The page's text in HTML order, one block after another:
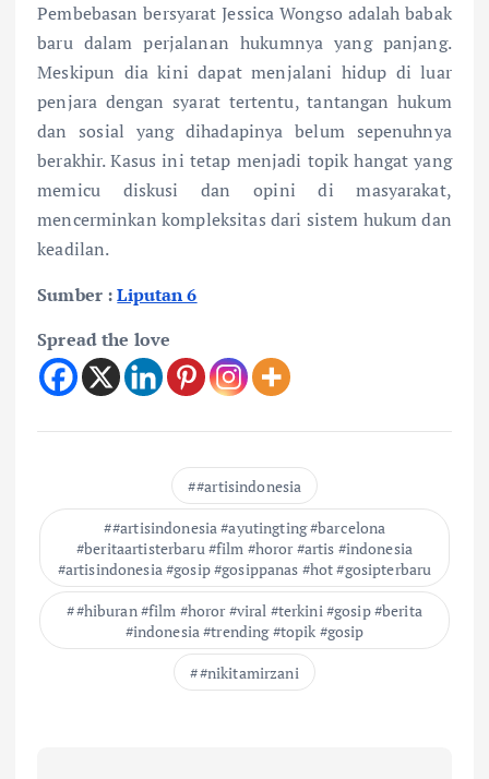
Pembebasan bersyarat Jessica Wongso adalah babak
baru dalam perjalanan hukumnya yang panjang.
Meskipun dia kini dapat menjalani hidup di luar
penjara dengan syarat tertentu, tantangan hukum
dan sosial yang dihadapinya belum sepenuhnya
berakhir. Kasus ini tetap menjadi topik hangat yang
memicu diskusi dan opini di masyarakat,
mencerminkan kompleksitas dari sistem hukum dan
keadilan.
Sumber :Liputan 6
Spread the love
#artisindonesia
#artisindonesia #ayutingting #barcelona
#beritaartisterbaru #film #horor #artis #indonesia
#artisindonesia #gosip #gosippanas #hot #gosipterbaru
#hiburan #film #horor #viral #terkini #gosip #berita
#indonesia #trending #topik #gosip
#nikitamirzani